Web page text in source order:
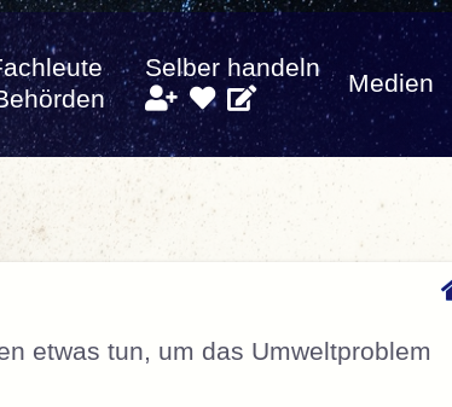
Selber handeln
Medien
etwas tun, um das Umweltproblem